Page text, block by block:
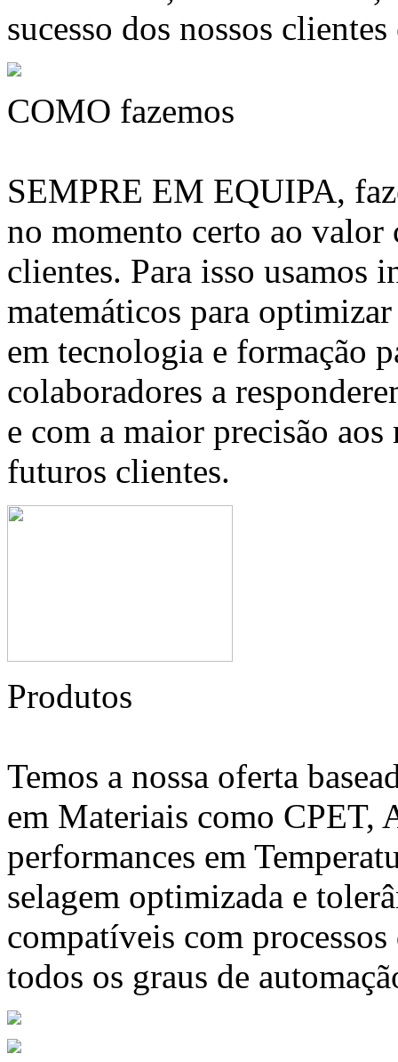
sucesso dos nossos
COMO fazemos
SEMPRE EM EQUIPA,
no momento certo ao valor
clientes. Para isso usamos
matemáticos para
em tecnologia e formação
colaboradores a
e com a maior precisão
futuros clientes.
Produtos
Temos a nossa oferta
em Materiais como CPET,
performances em
selagem optimizada e
compatíveis com
todos os graus de